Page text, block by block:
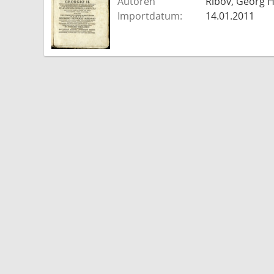
Importdatum:
14.01.2011